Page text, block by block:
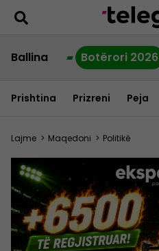
Ballina Botërori 2026
Prishtina Prizreni Peja
Lajme > Maqedoni > Politikë